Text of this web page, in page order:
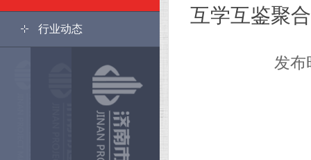
行业动态
互学互鉴聚
发布